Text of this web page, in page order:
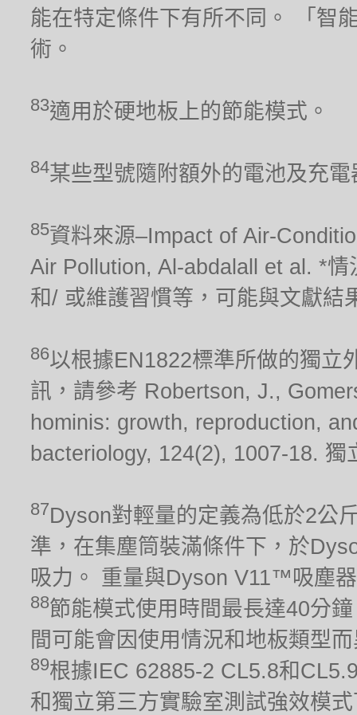
能在特定條件下有所不同。 「智
術。
83適用於硬地板上的節能模式。
84某些型號隨附額外的電池及充
85資料來源–Impact of Air-
Air Pollution, Al-abdalall et al. *
和/ 或維護習慣等，可能與文獻結
86以根據EN1822標準所做的獨立
訊，請參考 Robertson, J.,
hominis: growth, reproduction,
bacteriology, 124(2), 1007-18.
87Dyson對輕量的定義為低於2公
準，在集塵筒裝滿條件下，於
吸力。 重量與Dyson V11™吸塵
88節能模式使用時間最長達40分
間可能會因使用情況和地板類型
89根據IEC 62885-2 CL5.8和
和獨立第三方實驗室測試強效模